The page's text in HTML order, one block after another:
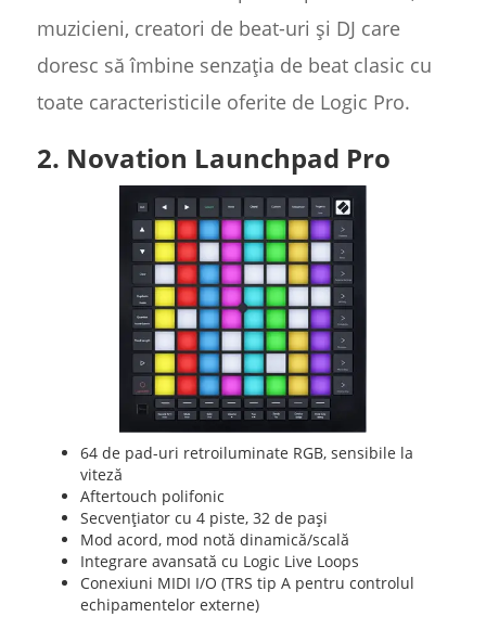
muzicieni, creatori de beat-uri și DJ care
doresc să îmbine senzația de beat clasic cu
toate caracteristicile oferite de Logic Pro.
2. Novation Launchpad Pro
64 de pad-uri retroiluminate RGB, sensibile la
viteză
Aftertouch polifonic
Secvențiator cu 4 piste, 32 de pași
Mod acord, mod notă dinamică/scală
Integrare avansată cu Logic Live Loops
Conexiuni MIDI I/O (TRS tip A pentru controlul
echipamentelor externe)